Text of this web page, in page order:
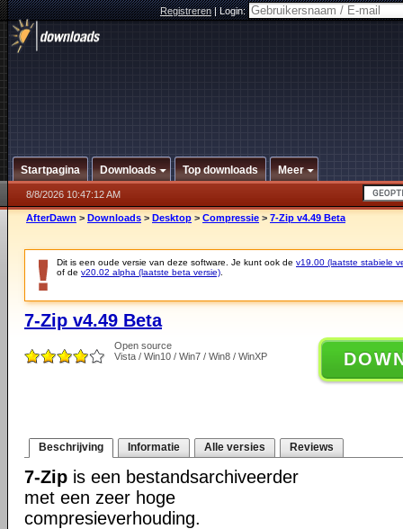
Registreren|Login:
Startpagina Downloads Top downloads Meer
8/8/2026 10:47:12 AM
AfterDawn > Downloads > Desktop > Compressie > 7-Zip v4.49 Beta
Dit is een oude versie van deze software. Je kunt ook de v19.00 (laatste stabiele
of de v20.02 alpha (laatste beta versie)
7-Zip v4.49 Beta
Open source
Vista / Win10 / Win7 / Win8 / WinXP
Beschrijving Informatie Alle versies Reviews
7-Zip is een bestandsarchiveerder
met een zeer hoge
compresieverhouding.